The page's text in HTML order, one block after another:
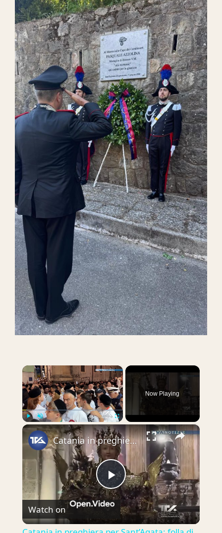
×
Unmute
Now Playing
×
Play
Video
Catania in preghiera per Sant’Agata: folla di fedeli per l’899° anniversario del ritorno delle reliq
Watch on